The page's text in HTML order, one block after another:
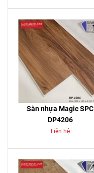
Sàn nhựa Magic SPC
DP4206
Liên hệ